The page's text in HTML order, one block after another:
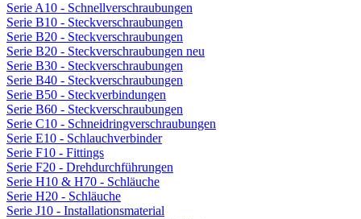
Serie A10 - Schnellverschraubungen
Serie B10 - Steckverschraubungen
Serie B20 - Steckverschraubungen
Serie B20 - Steckverschraubungen neu
Serie B30 - Steckverschraubungen
Serie B40 - Steckverschraubungen
Serie B50 - Steckverbindungen
Serie B60 - Steckverschraubungen
Serie C10 - Schneidringverschraubungen
Serie E10 - Schlauchverbinder
Serie F10 - Fittings
Serie F20 - Drehdurchführungen
Serie H10 & H70 - Schläuche
Serie H20 - Schläuche
Serie J10 - Installationsmaterial